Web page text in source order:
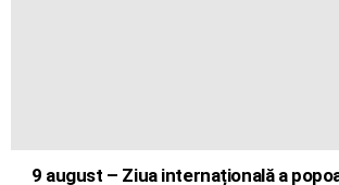
9 august – Ziua internațională a